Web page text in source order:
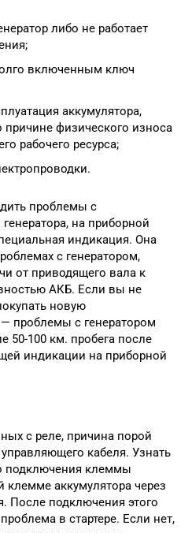
либо не работает
включенным ключ
аккумулятора,
причине физического износа
рабочего ресурса;
проблемы с
на приборной
индикация. Она
с генератором,
от приводящего вала к
АКБ. Если вы не
новую
проблемы с генератором
50-100 км. пробега после
индикации на приборной
с реле, причина порой
кабеля. Узнать
подключения клеммы
клемме аккумулятора через
После подключения этого
в стартере. Если нет,